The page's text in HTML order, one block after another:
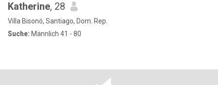
Katherine, 28
Villa Bisonó, Santiago, Dom. Rep.
Suche: Männlich 41 - 80